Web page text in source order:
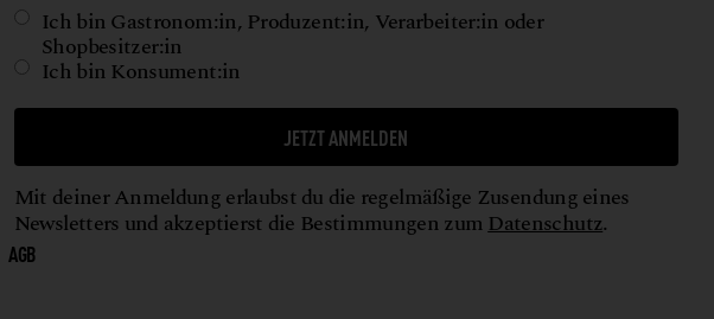
Ich bin Gastronom:in, Produzent:in, Verarbeiter:in oder
Shopbesitzer:in
Ich bin Konsument:in
JETZT ANMELDEN
Mit deiner Anmeldung erlaubst du die regelmäßige Zusendung eines
Newsletters und akzeptierst die Bestimmungen zumDatenschutz.
AGB